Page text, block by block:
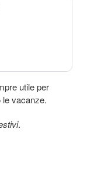
utile per
le vacanze.
.